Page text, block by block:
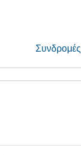
Συνδρομές